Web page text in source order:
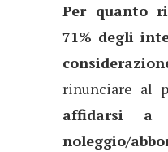
Per quanto
71% degli
rinunciare al
affidarsi a
noleggio/